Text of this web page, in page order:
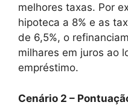
melhores taxas. Por
hipoteca a 8% e as
de 6,5%, o
milhares em juros ao
empréstimo.
Cenário 2 –